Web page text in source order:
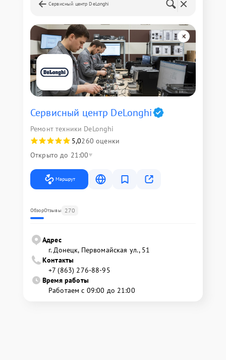
Сервисный центр DeLonghi
Сервисный центр DeLonghi
Ремонт техники DeLonghi
5,0260 оценки
Открыто до 21:00
Маршрут
ОбзорОтзывы 270
Адрес
г. Донецк, Первомайская ул., 51
Контакты
+7 (863) 276-88-95
Время работы
Работаем с 09:00 до 21:00